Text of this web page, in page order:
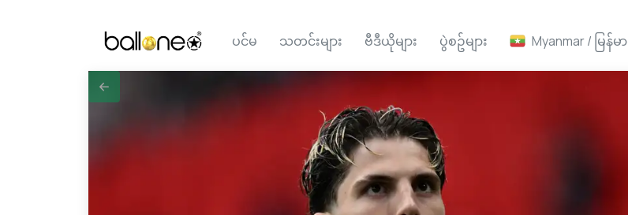
ပင်မ သတင်းများ ဗီဒီယိုများ ပွဲစဥ်များ Myanmar / မြန်မာ